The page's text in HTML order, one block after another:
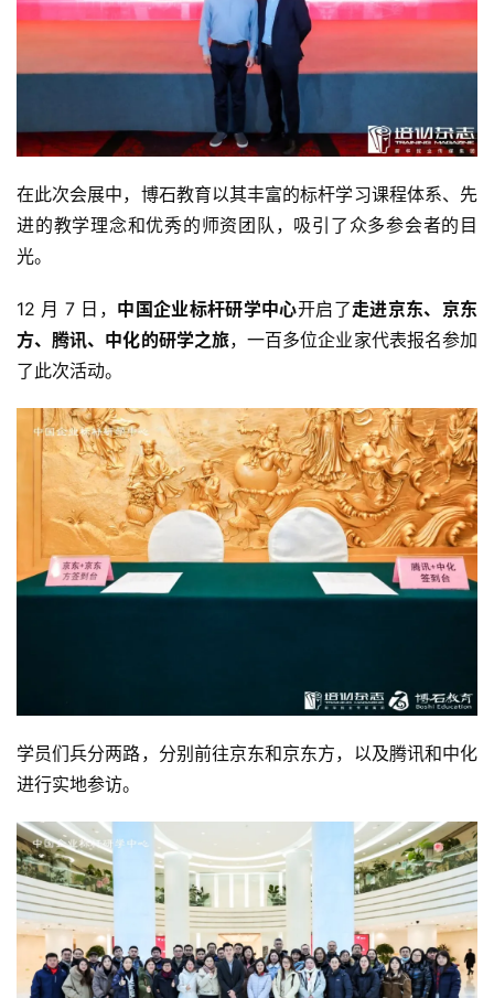
在此次会展中，博石教育以其丰富的标杆学习课程体系、先
进的教学理念和优秀的师资团队，吸引了众多参会者的目
光。
12 月 7 日， 中国企业标杆研学中心开启了走进京东、京东
方、腾讯、中化的研学之旅，一百多位企业家代表报名参加
了此次活动。
学员们兵分两路，分别前往京东和京东方，以及腾讯和中化
进行实地参访。